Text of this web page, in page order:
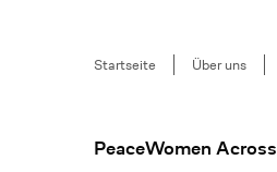
Breadcrumb
Startseite Über uns
Footer
PeaceWomen